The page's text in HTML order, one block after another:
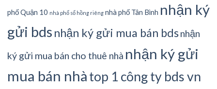
phố Quận 10 nhà phố sổ hồng riêng nhà phố Tân Bình nhận ký
gửi bds nhận ký gửi mua bán bdsnhận
ký gửi mua bán cho thuê nhà nhận ký gửi
mua bán nhàtop 1 công ty bds vn